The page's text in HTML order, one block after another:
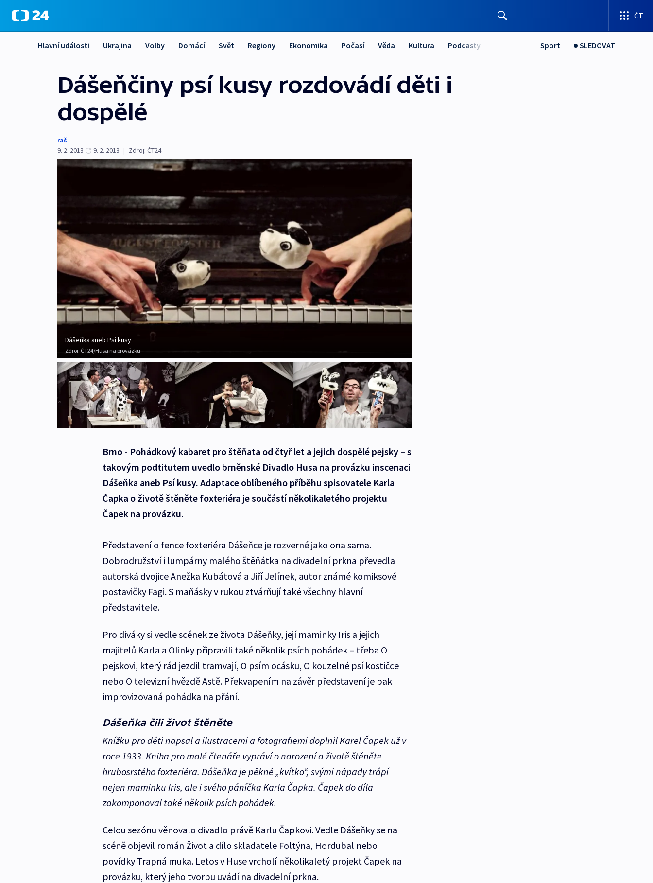
ČT
Hlavní události Ukrajina Volby Domácí Svět Regiony Ekonomika Počasí Věda Kultura Podcasty Sport SLEDOVAT
Dášeňčiny psí kusy rozdovádí děti i
dospělé
raš
9. 2. 2013
9. 2. 2013 | Zdroj: ČT24
Dášeňka aneb Psí kusy
Zdroj: ČT24/Husa na provázku
Brno - Pohádkový kabaret pro štěňata od čtyř let a jejich dospělé pejsky – s
takovým podtitutem uvedlo brněnské Divadlo Husa na provázku inscenaci
Dášeňka aneb Psí kusy. Adaptace oblíbeného příběhu spisovatele Karla
Čapka o životě štěněte foxteriéra je součástí několikaletého projektu
Čapek na provázku.
Představení o fence foxteriéra Dášeňce je rozverné jako ona sama.
Dobrodružství i lumpárny malého štěňátka na divadelní prkna převedla
autorská dvojice Anežka Kubátová a Jiří Jelínek, autor známé komiksové
postavičky Fagi. S maňásky v rukou ztvárňují také všechny hlavní
představitele.
Pro diváky si vedle scének ze života Dášeňky, její maminky Iris a jejich
majitelů Karla a Olinky připravili také několik psích pohádek – třeba O
pejskovi, který rád jezdil tramvají, O psím ocásku, O kouzelné psí kostičce
nebo O televizní hvězdě Astě. Překvapením na závěr představení je pak
improvizovaná pohádka na přání.
Dášeňka čili život štěněte
Knížku pro děti napsal a ilustracemi a fotografiemi doplnil Karel Čapek už v
roce 1933. Kniha pro malé čtenáře vypráví o narození a životě štěněte
hrubosrstého foxteriéra. Dášeňka je pěkné „kvítko“, svými nápady trápí
nejen maminku Iris, ale i svého páníčka Karla Čapka. Čapek do díla
zakomponoval také několik psích pohádek.
Celou sezónu věnovalo divadlo právě Karlu Čapkovi. Vedle Dášeňky se na
scéně objevil román Život a dílo skladatele Foltýna, Hordubal nebo
povídky Trapná muka. Letos v Huse vrcholí několikaletý projekt Čapek na
provázku, který jeho tvorbu uvádí na divadelní prkna.